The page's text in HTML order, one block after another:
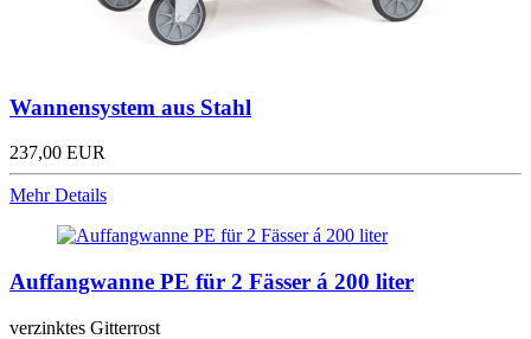
Wannensystem aus Stahl
237,00 EUR
Mehr Details
Auffangwanne PE für 2 Fässer á 200 liter
verzinktes Gitterrost